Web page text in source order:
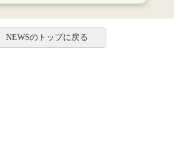
NEWSのトップに戻る